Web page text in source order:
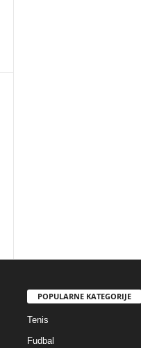
POPULARNE KATEGORIJE
Tenis
Fudbal